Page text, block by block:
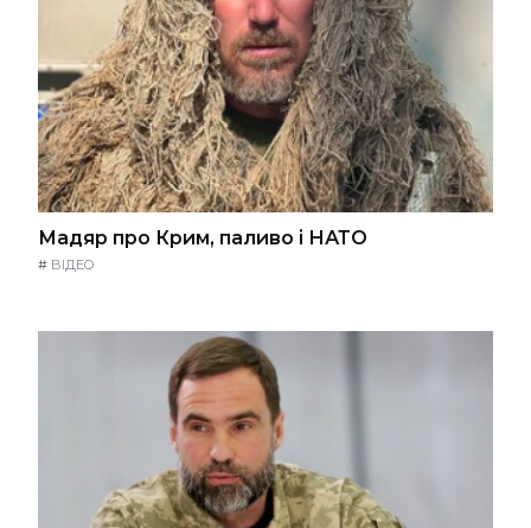
Мадяр про Крим, паливо і НАТО
# ВІДЕО